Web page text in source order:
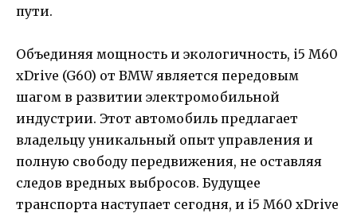
пути.
Объединяя мощность и экологичность, i5 M60
xDrive (G60) от BMW является передовым
шагом в развитии электромобильной
индустрии. Этот автомобиль предлагает
владельцу уникальный опыт управления и
полную свободу передвижения, не оставляя
следов вредных выбросов. Будущее
транспорта наступает сегодня, и i5 M60 xDrive